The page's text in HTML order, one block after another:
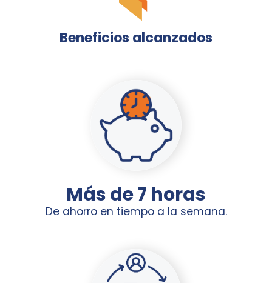
Beneficios alcanzados
Más de 7 horas
De ahorro en tiempo a la semana.